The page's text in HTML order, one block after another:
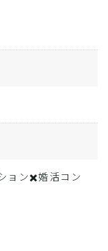
ョン✖️婚活コン